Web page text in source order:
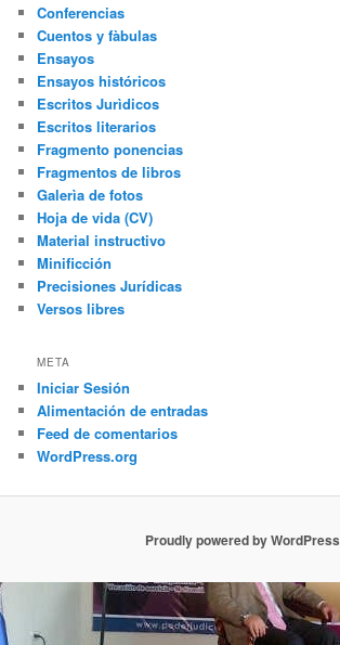
Conferencias
Cuentos y fàbulas
Ensayos
Ensayos históricos
Escritos Jurìdicos
Escritos literarios
Fragmento ponencias
Fragmentos de libros
Galerìa de fotos
Hoja de vida (CV)
Material instructivo
Minificción
Precisiones Jurídicas
Versos libres
META
Iniciar Sesión
Alimentación de entradas
Feed de comentarios
WordPress.org
Proudly powered by WordPress